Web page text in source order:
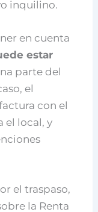
inquilino.
en cuenta
estar
parte del
el
con el
el local, y
el traspaso,
la Renta